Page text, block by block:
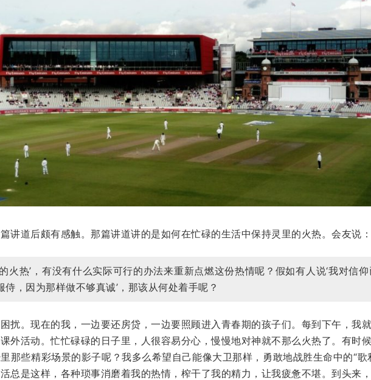
讲道后颇有感触。那篇讲道讲的是如何在忙碌的生活中保持灵里的火热。会友说：
火热’，有没有什么实际可行的办法来重新点燃这份热情呢？假如有人说‘我对信
，因为那样做不够真诚’，那该从何处着手呢？
扰。现在的我，一边要还房贷，一边要照顾进入青春期的孩子们。每到下午，我
外活动。忙忙碌碌的日子里，人很容易分心，慢慢地对神就不那么火热了。有时
那些精彩场景的影子呢？我多么希望自己能像大卫那样，勇敢地战胜生命中的“歌
总是这样，各种琐事消磨着我的热情，榨干了我的精力，让我疲惫不堪。到头来